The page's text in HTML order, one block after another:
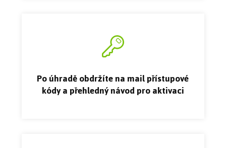
Po úhradě obdržíte na mail přístupové
kódy a přehledný návod pro aktivaci